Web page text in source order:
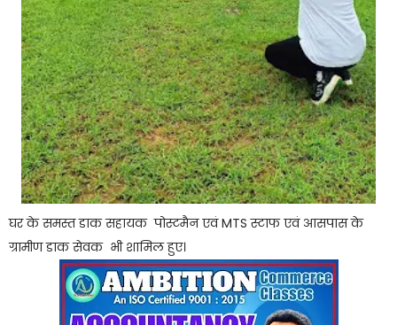
घर के समस्त डाक सहायक पोस्टमैन एवं MTS स्टाफ एवं आसपास के
ग्रामीण डाक सेवक भी शामिल हुए।